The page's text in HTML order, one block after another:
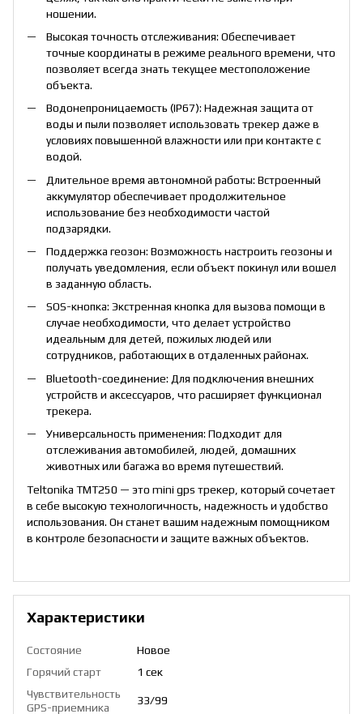
ношении.
Высокая точность отслеживания: Обеспечивает
точные координаты в режиме реального времени, что
позволяет всегда знать текущее местоположение
объекта.
Водонепроницаемость (IP67): Надежная защита от
воды и пыли позволяет использовать трекер даже в
условиях повышенной влажности или при контакте с
водой.
Длительное время автономной работы: Встроенный
аккумулятор обеспечивает продолжительное
использование без необходимости частой
подзарядки.
Поддержка геозон: Возможность настроить геозоны и
получать уведомления, если объект покинул или вошел
в заданную область.
SOS-кнопка: Экстренная кнопка для вызова помощи в
случае необходимости, что делает устройство
идеальным для детей, пожилых людей или
сотрудников, работающих в отдаленных районах.
Bluetooth-соединение: Для подключения внешних
устройств и аксессуаров, что расширяет функционал
трекера.
Универсальность применения: Подходит для
отслеживания автомобилей, людей, домашних
животных или багажа во время путешествий.
Teltonika TMT250 — это mini gps трекер, который сочетает
в себе высокую технологичность, надежность и удобство
использования. Он станет вашим надежным помощником
в контроле безопасности и защите важных объектов.
Характеристики
Состояние
Новое
Горячий старт
1 сек
Чувствительность
GPS-приемника
33/99